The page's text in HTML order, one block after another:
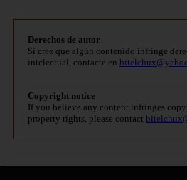
Derechos de autor
Si cree que algún contenido infringe
intelectual, contacte en
Copyright notice
If you believe any content infringes
property rights, please contact